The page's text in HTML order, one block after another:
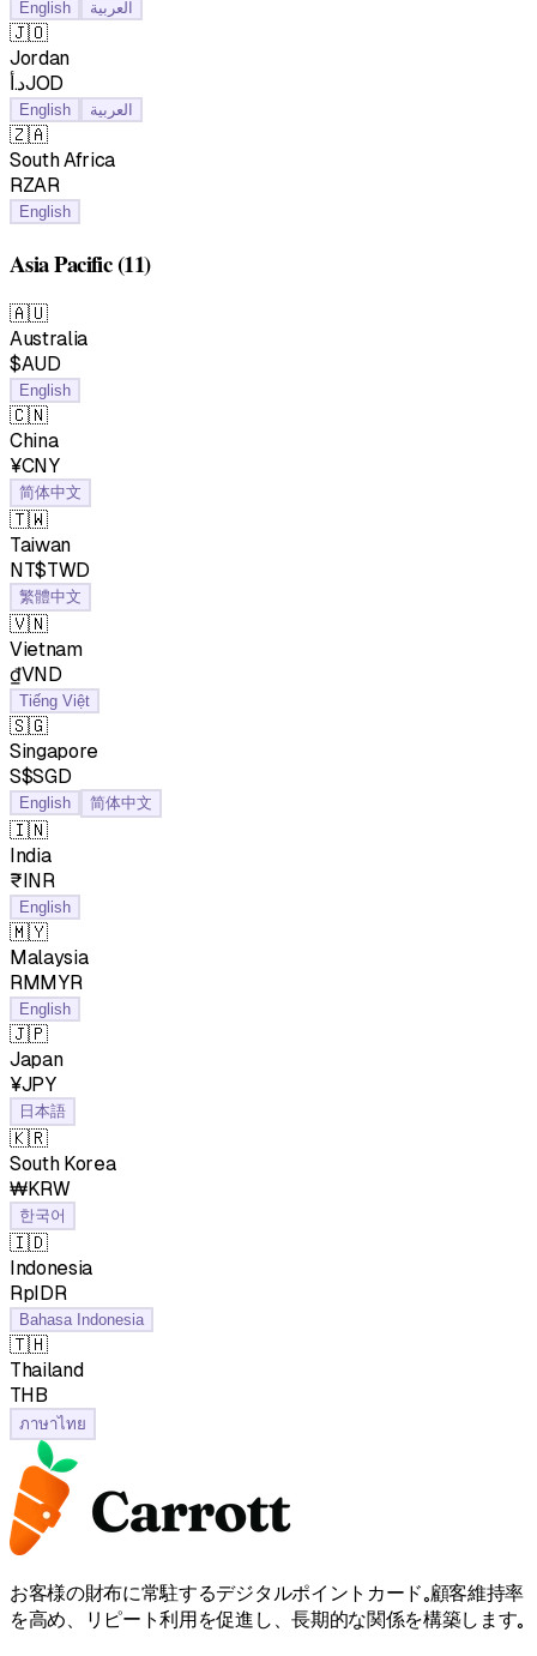
English العربية
🇯🇴
Jordan
د.أJOD
English العربية
🇿🇦
South Africa
RZAR
English
Asia Pacific(11)
🇦🇺
Australia
$AUD
English
🇨🇳
China
¥CNY
简体中文
🇹🇼
Taiwan
NT$TWD
繁體中文
🇻🇳
Vietnam
₫VND
Tiếng Việt
🇸🇬
Singapore
S$SGD
English 简体中文
🇮🇳
India
₹INR
English
🇲🇾
Malaysia
RMMYR
English
🇯🇵
Japan
¥JPY
日本語
🇰🇷
South Korea
₩KRW
한국어
🇮🇩
Indonesia
RpIDR
Bahasa Indonesia
🇹🇭
Thailand
฿THB
ภาษาไทย
お客様の財布に常駐するデジタルポイントカード。顧客維持率
を高め、リピート利用を促進し、長期的な関係を構築します。